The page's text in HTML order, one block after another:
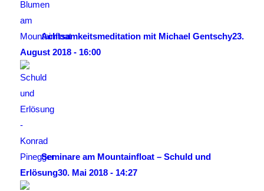
Achtsamkeitsmeditation mit Michael Gentschy23.
August 2018 - 16:00
Seminare am Mountainfloat – Schuld und
Erlösung30. Mai 2018 - 14:27